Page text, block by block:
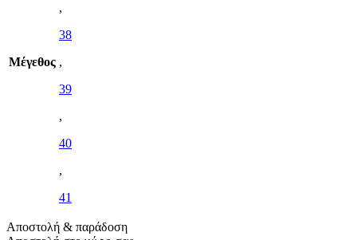
Μέγεθος
,
38
,
39
,
40
,
41
Αποστολή & παράδοση